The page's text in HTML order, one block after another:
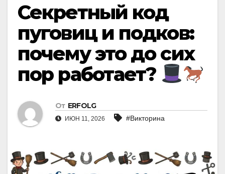
Секретный код
пуговиц и подков:
почему это до сих
пор работает?
От ERFOLG
ИЮН 11, 2026 #Викторина